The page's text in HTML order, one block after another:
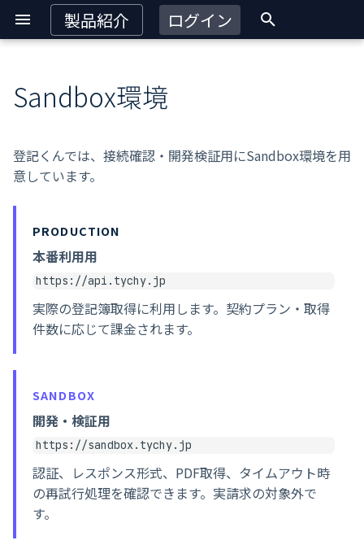
製品紹介 ログイン
を
期
APIキー
5分で疎通確認
確認できること
本番移行時の変更点
Sandbox環境
登記くんでは、接続確認・開発検証用にSandbox環境を用
意しています。
PRODUCTION
本番利用用
https://api.tychy.jp
実際の登記簿取得に利用します。契約プラン・取得
件数に応じて課金されます。
SANDBOX
開発・検証用
https://sandbox.tychy.jp
認証、レスポンス形式、PDF取得、タイムアウト時
の再試行処理を確認できます。実請求の対象外で
す。